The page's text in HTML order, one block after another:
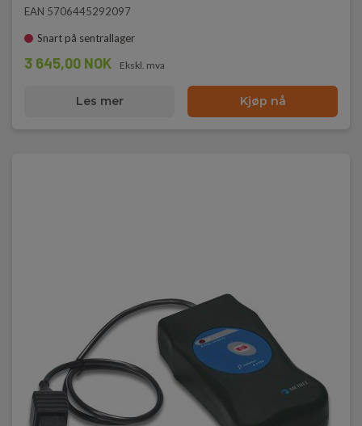
EAN 5706445292097
Snart på sentrallager
3 645,00 NOK Ekskl. mva
Les mer Kjøp nå